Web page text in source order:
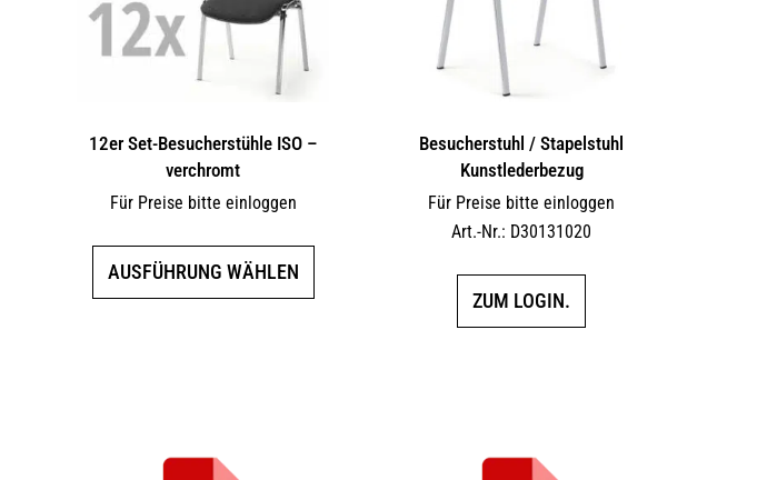
12er Set-Besucherstühle ISO –
verchromt
Für Preise bitte einloggen
AUSFÜHRUNG WÄHLEN
Besucherstuhl / Stapelstuhl
Kunstlederbezug
Für Preise bitte einloggen
Art.-Nr.: D30131020
ZUM LOGIN.